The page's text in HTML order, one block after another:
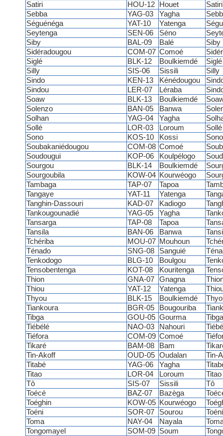
Satiri
HOU-12 Houet
Satiri
Sebba
YAG-03 Yagha
Séguénéga
YAT-10 Yatenga
Seytenga
SEN-06 Séno
Siby
BAL-09 Balé
Siby
Sidéradougou
COM-07 Comoé
Siglé
BLK-12 Boulkiemdé
Siglé
Silly
SIS-06 Sissili
Silly
Sindo
KEN-13 Kénédougou
Sindou
LER-07 Léraba
Soaw
BLK-13 Boulkiemdé
Solenzo
BAN-05 Banwa
Solhan
YAG-04 Yagha
Sollé
LOR-03 Loroum
Sollé
Sono
KOS-10 Kossi
Sono
Soubakaniédougou
COM-08 Comoé
Soudougui
KOP-06 Koulpélogo
Sourgou
BLK-14 Boulkiemdé
Sourgoubila
KOW-04 Kourwéogo
Tambaga
TAP-07 Tapoa
Tangaye
YAT-11 Yatenga
Tanghin-Dassouri
KAD-07 Kadiogo
Tankougounadié
YAG-05 Yagha
Tansarga
TAP-08 Tapoa
Tansila
BAN-06 Banwa
Tchériba
MOU-07 Mouhoun
Ténado
SNG-08 Sanguié
Tenkodogo
BLG-10 Boulgou
Tensobentenga
KOT-08 Kouritenga
Thion
GNA-07 Gnagna
Thiou
YAT-12 Yatenga
Thyou
BLK-15 Boulkiemdé
Tiankoura
BGR-05 Bougouriba
Tibga
GOU-05 Gourma
Tibga
Tiébélé
NAO-03 Nahouri
Tiéfora
COM-09 Comoé
Tikaré
BAM-08 Bam
Tin-Akoff
OUD-05 Oudalan
Tin-
Titabé
YAG-06 Yagha
Titao
LOR-04 Loroum
Titao
Tô
SIS-07 Sissili
Tô
Toécé
BAZ-07 Bazèga
Toéghin
KOW-05 Kourwéogo
Toéni
SOR-07 Sourou
Toéni
Toma
NAY-04 Nayala
Tongomayel
SOM-09 Soum